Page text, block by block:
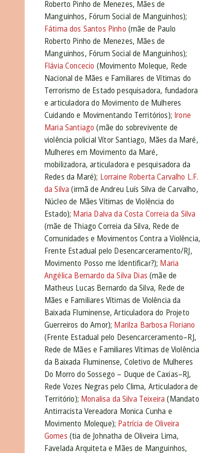
Roberto Pinho de Menezes, Mães de
Manguinhos, Fórum Social de Manguinhos);
Fátima dos Santos Pinho (mãe de Paulo
Roberto Pinho de Menezes, Mães de
Manguinhos, Fórum Social de Manguinhos);
Flávia Concecio (Movimento Moleque, Rede
Nacional de Mães e Familiares de Vítimas do
Terrorismo de Estado pesquisadora, fundadora
e articuladora do Movimento de Mulheres
Cuidando e Movimentando Territórios); Irone
Maria Santiago (mãe do sobrevivente de
violência policial Vítor Santiago, Mães da Maré,
Mulheres em Movimento da Maré,
mobilizadora, articuladora e pesquisadora da
Redes da Maré); Lorraine Roberta Carvalho L.F.
da Silva (irmã de Andreu Luís Silva de Carvalho,
Núcleo de Mães Vítimas de Violência do
Estado); Maria Dalva da Costa Correia da Silva
(mãe de Thiago Correia da Silva, Rede de
Comunidades e Movimentos Contra a Violência,
Frente Estadual pelo Desencarceramento/RJ,
Movimento Posso me Identificar?); Maria
Angélica Bernardo da Silva Dias (mãe de
Matheus Lucas Bernardo da Silva, Rede de
Mães e Familiares Vítimas de Violência da
Baixada Fluminense, Articuladora do Projeto
Guerreiros do Amor); Marilza Barbosa Floriano
(Frente Estadual pelo Desencarceramento–RJ,
Rede de Mães e Familiares Vítimas de Violência
da Baixada Fluminense, Coletivo de Mulheres
Do Morro do Sossego – Duque de Caxias–RJ,
Rede Vozes Negras pelo Clima, Articuladora de
Território); Monalisa da Silva Teixeira (Mandato
Antirracista Vereadora Monica Cunha e
Movimento Moleque); Patrícia de Oliveira
Gomes (tia de Johnatha de Oliveira Lima,
Favelada Arquiteta e Mães de Manguinhos,